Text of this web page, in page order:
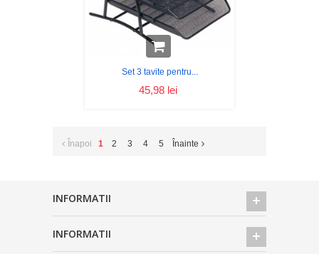
Set 3 tavite pentru...
45,98 lei
Înapoi 1 2 3 4 5 Înainte
INFORMATII
INFORMATII